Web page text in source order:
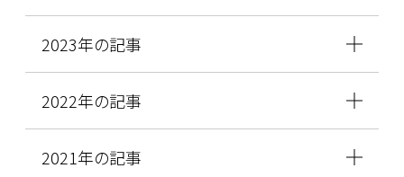
2023年の記事
2022年の記事
2021年の記事